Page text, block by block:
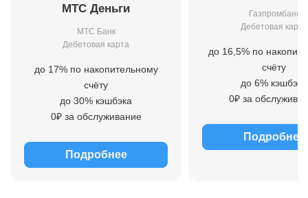
МТС Деньги
МТС Банк
Дебетовая карта
до 17% по накопительному
счёту
до 30% кэшбэка
0₽ за обслуживание
Подробнее
Газпромбанк
Дебетовая карта
до 16,5% по
счёту
до 6% кэшбэка
0₽ за
Подробнее